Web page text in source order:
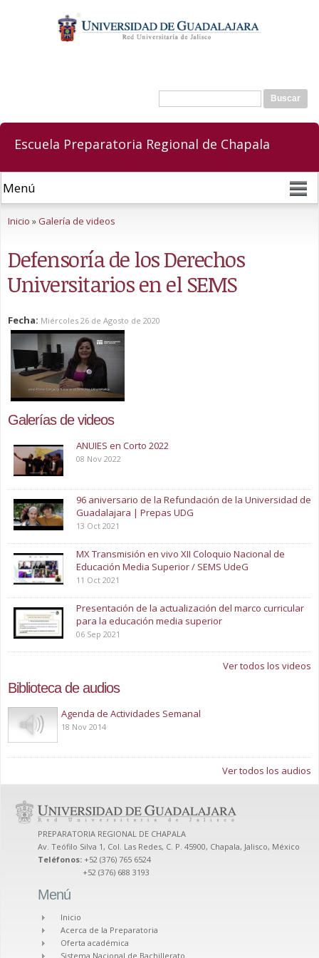
contenido
principal
Formulario de búsqueda
Buscar
Escuela Preparatoria Regional de Chapala
Inicio »Galería de videos
Defensoría de los Derechos
Universitarios en el SEMS
Fecha: Miércoles 26 de Agosto de 2020
Galerías de videos
ANUIES en Corto 2022
08 Nov 2022
96 aniversario de la Refundación de la Universidad de
Guadalajara | Prepas UDG
13 Oct 2021
MX Transmisión en vivo XII Coloquio Nacional de
Educación Media Superior / SEMS UdeG
11 Oct 2021
Presentación de la actualización del marco curricular
para la educación media superior
06 Sep 2021
Ver todos los videos
Biblioteca de audios
Play
Agenda de Actividades Semanal
18 Nov 2014
Ver todos los audios
PREPARATORIA REGIONAL DE CHAPALA
Av. Teófilo Silva 1, Col. Las Redes, C. P. 45900, Chapala, Jalisco, México
Teléfonos: +52 (376) 765 6524
+52 (376) 688 3193
Menú
Inicio
Acerca de la Preparatoria
Oferta académica
Sistema Nacional de Bachillerato